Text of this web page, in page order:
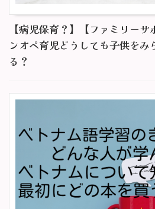
【病児保育？】【ファミリー
ンオペ育児どうしても子供をみ
る？